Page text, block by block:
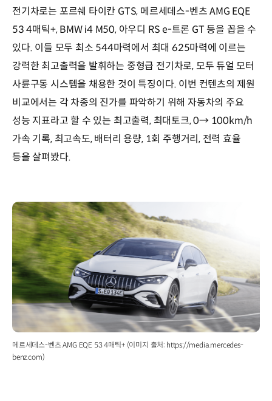
전기차로는 포르쉐 타이칸 GTS, 메르세데스-벤츠 AMG EQE
53 4매틱+, BMW i4 M50, 아우디 RS e-트론 GT 등을 꼽을 수
있다. 이들 모두 최소 544마력에서 최대 625마력에 이르는
강력한 최고출력을 발휘하는 중형급 전기차로, 모두 듀얼 모터
사륜구동 시스템을 채용한 것이 특징이다. 이번 컨텐츠의 제원
비교에서는 각 차종의 진가를 파악하기 위해 자동차의 주요
성능 지표라고 할 수 있는 최고출력, 최대토크, 0→ 100km/h
가속 기록, 최고속도, 배터리 용량, 1회 주행거리, 전력 효율
등을 살펴봤다.
메르세데스-벤츠 AMG EQE 53 4매틱+ (이미지 출처: https://media.mercedes-
benz.com)